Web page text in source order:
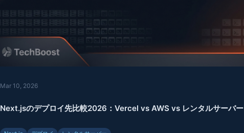
Mar 10, 2026
Next.jsのデプロイ先比較2026：Vercel vs AWS vs レンタルサーバー